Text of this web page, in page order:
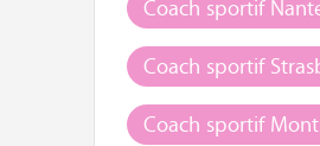
Coach sportif
Coach sportif
Coach sportif